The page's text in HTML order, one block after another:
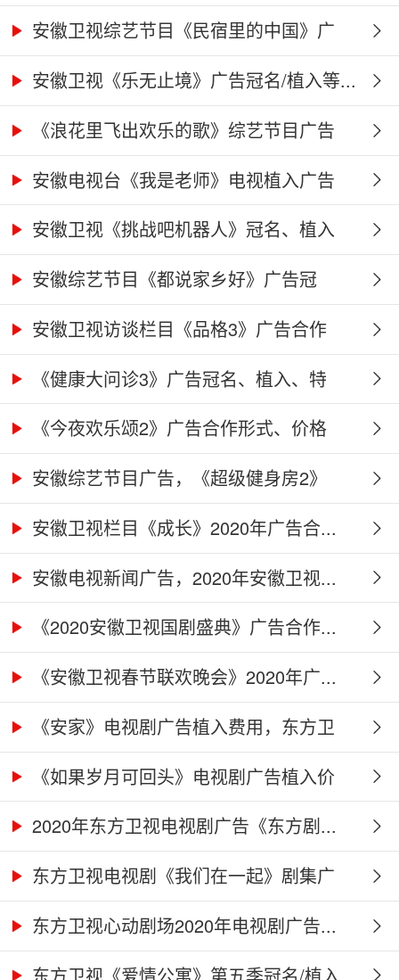
合...安徽卫视综艺节目《民宿里的中国》广
告...安徽卫视《乐无止境》广告冠名/植入等...
《浪花里飞出欢乐的歌》综艺节目广告
冠...安徽电视台《我是老师》电视植入广告
价...安徽卫视《挑战吧机器人》冠名、植入
广...安徽综艺节目《都说家乡好》广告冠
名、...
安徽卫视访谈栏目《品格3》广告合作
权...《健康大问诊3》广告冠名、植入、特
别...《今夜欢乐颂2》广告合作形式、价格
及...安徽综艺节目广告，《超级健身房2》
广...安徽卫视栏目《成长》2020年广告合...
安徽电视新闻广告，2020年安徽卫视...
《2020安徽卫视国剧盛典》广告合作...
《安徽卫视春节联欢晚会》2020年广...
《安家》电视剧广告植入费用，东方卫
视...《如果岁月可回头》电视剧广告植入价
格...2020年东方卫视电视剧广告《东方剧...
东方卫视电视剧《我们在一起》剧集广
告...东方卫视心动剧场2020年电视剧广告...
东方卫视《爱情公寓》第五季冠名/植入...